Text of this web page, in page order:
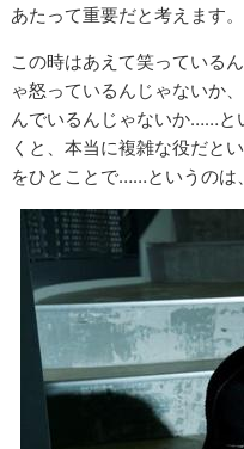
あたって重要だと考えます。
この時はあえて笑っている
ゃ怒っているんじゃないか
んでいるんじゃないか……と
くと、本当に複雑な役だと
をひとことで……というのは